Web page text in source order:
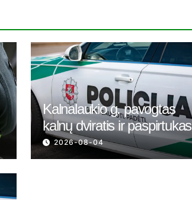
Kalnalaukio g. pavogtas
kalnų dviratis ir paspirtukas
2026-08-04